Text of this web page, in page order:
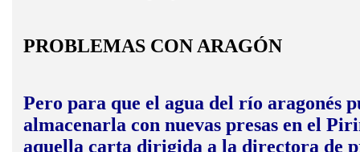
PROBLEMAS CON ARAGÓN
Pero para que el agua del río aragonés
almacenarla con nuevas presas en el
aquella carta dirigida a la directora de